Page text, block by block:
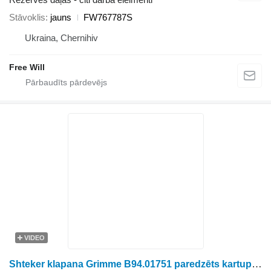
Stāvoklis jauns
FW767787S
Ukraina, Chernihiv
Free Will
VIDEO
Shteker klapana Grimme B94.01751 paredzēts kartupeļu kombaina